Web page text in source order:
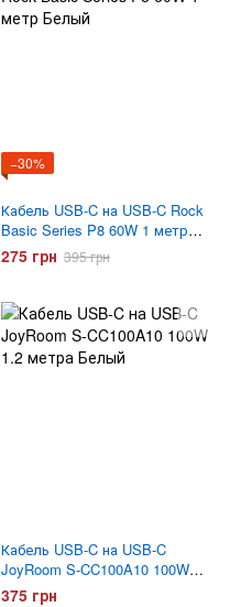
−30%
Кабель USB-C на USB-C Rock
Basic Series P8 60W 1 метр
Белый
275 грн 395 грн
Кабель USB-C на USB-C
JoyRoom S-CC100A10 100W
1.2 метра Белый
375 грн